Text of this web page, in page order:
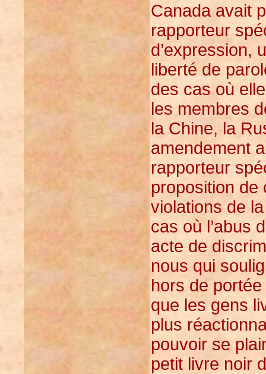
Canada avait
rapporteur
d’expression,
liberté de
des cas où
les membres
la Chine, la
amendement
rapporteur
proposition de
violations de
cas où l’abus
acte de
nous qui
hors de
que les gens
plus
pouvoir se
petit livre noir